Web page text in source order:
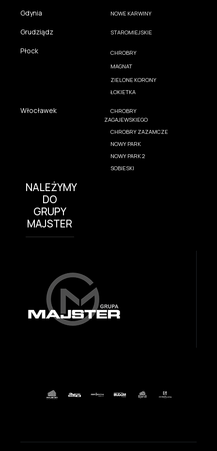
Gdynia NOWE KARWINY
Grudziądz STAROMIEJSKIE
Płock
CHROBRY
MAGNAT
ZIELONE KORONY
ŁOKIETKA
Włocławek
CHROBRY
ZAGAJEWSKIEGO
CHROBRY ZAZAMCZE
NOWY PARK
NOWY PARK 2
SOBIESKI
NALEŻYMY
DO
GRUPY
MAJSTER